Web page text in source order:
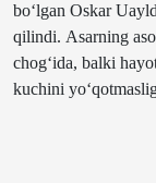
bo‘lgan Oskar
qilindi. Asarning
chog‘ida, balki
kuchini